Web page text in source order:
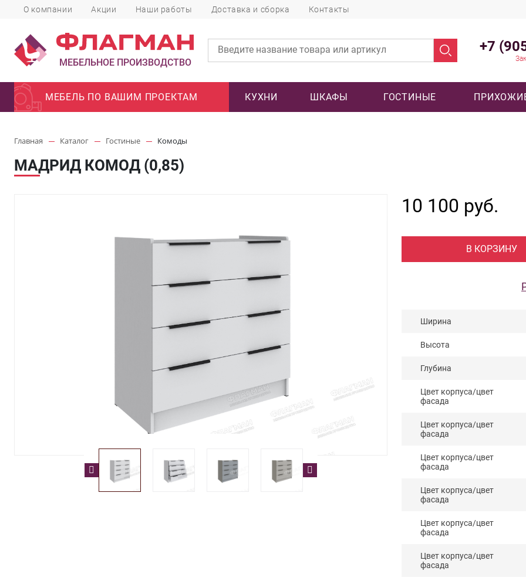
О компании Акции Наши работы Доставка и сборка Контакты
МЕБЕЛЬНОЕ ПРОИЗВОДСТВО
+7
МЕБЕЛЬ ПО ВАШИМ ПРОЕКТАМ КУХНИ ШКАФЫ ГОСТИНЫЕ
Главная Каталог Гостиные Комоды
МАДРИД КОМОД (0,85)
10 100 руб.
В КОРЗИНУ
Ширина
Высота
Глубина
Цвет корпуса/цвет
фасада
Цвет корпуса/цвет
фасада
Цвет корпуса/цвет
фасада
Цвет корпуса/цвет
фасада
Цвет корпуса/цвет
фасада
Цвет корпуса/цвет
фасада